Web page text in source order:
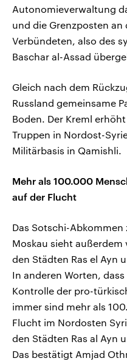
Autonomieverwaltung
und die Grenzposten an
Verbündeten, also des
Baschar al-Assad
Gleich nach dem
Russland gemeinsame
Boden. Der Kreml
Truppen in Nordost-
Militärbasis in Qamishli.
Mehr als 100.000
auf der Flucht
Das Sotschi-
Moskau sieht außerdem
den Städten Ras el Ayn
In anderen Worten,
Kontrolle der pro-
immer sind mehr als
Flucht im Nordosten
den Städten Ras al Ayn
Das bestätigt Amjad